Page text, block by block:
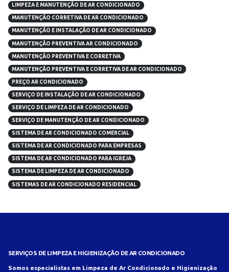
LIMPEZA E MANUTENÇÃO DE AR CONDICIONADO
MANUTENÇÃO CORRETIVA DE AR CONDICIONADO
MANUTENÇÃO E INSTALAÇÃO DE AR CONDICIONADO
MANUTENÇÃO PREVENTIVA AR CONDICIONADO
MANUTENÇÃO PREVENTIVA E CORRETIVA
MANUTENÇÃO PREVENTIVA E CORRETIVA DE AR CONDICIONADO
PREÇO AR CONDICIONADO
SERVIÇO DE INSTALAÇÃO DE AR CONDICIONADO
SERVIÇO DE LIMPEZA DE AR CONDICIONADO
SERVIÇO DE MANUTENÇÃO DE AR CONDICIONADO
SISTEMA DE AR CONDICIONADO COMERCIAL
SISTEMA DE AR CONDICIONADO PARA EMPRESAS
SISTEMA DE AR CONDICIONADO PARA IGREJA
SISTEMA DE LIMPEZA DE AR CONDICIONADO
SISTEMAS DE AR CONDICIONADO RESIDENCIAL
SERVIÇOS DE LIMPEZA E HIGIENIZAÇÃO DE AR CONDICIONADO
Somos especialistas em Limpeza de Ar Condicionado e Higienização